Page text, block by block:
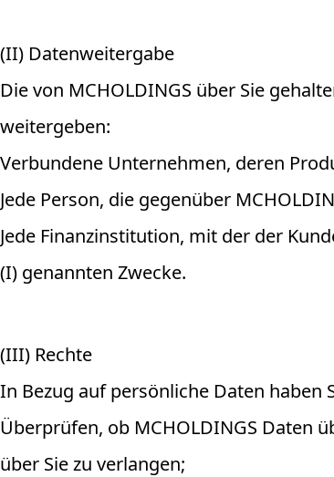
(II) Datenweitergabe
Die von MCHOLDINGS über Sie
weitergeben:
Verbundene Unternehmen, deren
Jede Person, die gegenüber
Jede Finanzinstitution, mit der der
(I) genannten Zwecke.
(III) Rechte
In Bezug auf persönliche Daten haben
Überprüfen, ob MCHOLDINGS Daten
über Sie zu verlangen;